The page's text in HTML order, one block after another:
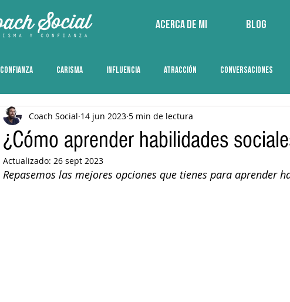
Acerca de mi Blog
CONFIANZA CARISMA INFLUENCIA ATRACCIÓN CONVERSACIONES
¿Cómo aprender habilidades
Coach Social 14 jun 2023 5 min de lectura
Actualizado: 26 sept 2023
Repasemos las mejores opciones que tienes para aprender